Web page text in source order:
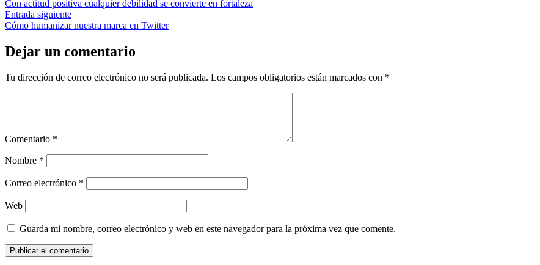
de
entradas
anterior:
Con actitud positiva cualquier debilidad se convierte en fortaleza
Entrada siguienteEntrada
siguiente:
Cómo humanizar nuestra marca en Twitter
Dejar un comentario
Tu dirección de correo electrónico no será publicada. Los campos obligatorios están marcados con *
Comentario *
Nombre *
Correo electrónico *
Web
Guarda mi nombre, correo electrónico y web en este navegador para la próxima vez que comente.